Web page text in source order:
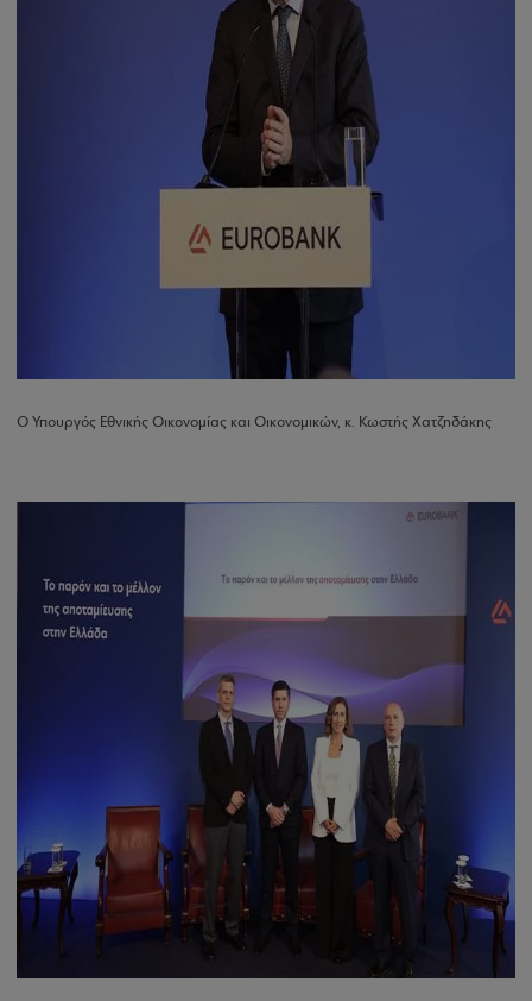
Ο Υπουργός Εθνικής Οικονομίας και Οικονομικών, κ. Κωστής Χατζηδάκης